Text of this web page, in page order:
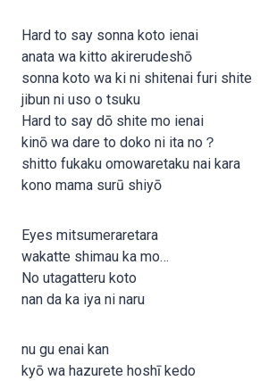
Hard to say sonna koto ienai
anata wa kitto akirerudeshō
sonna koto wa ki ni shitenai furi shite
jibun ni uso o tsuku
Hard to say dō shite mo ienai
kinō wa dare to doko ni ita no？
shitto fukaku omowaretaku nai kara
kono mama surū shiyō
Eyes mitsumeraretara
wakatte shimau ka mo…
No utagatteru koto
nan da ka iya ni naru
nu gu enai kan
kyō wa hazurete hoshī kedo